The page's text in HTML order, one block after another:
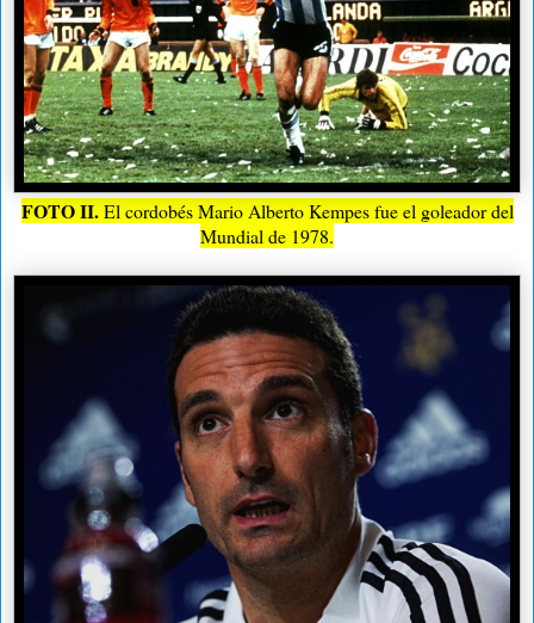
FOTO II.El cordobés Mario Alberto Kempes fue el goleador del
Mundial de 1978.